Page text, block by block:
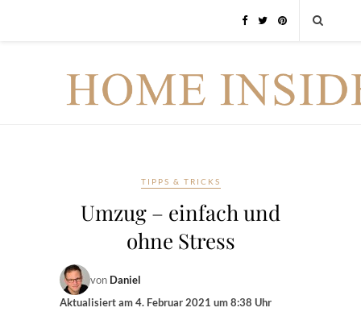
TIPPS & TRICKS
Umzug – einfach und
ohne Stress
von Daniel
Aktualisiert am4. Februar 2021 um 8:38 Uhr